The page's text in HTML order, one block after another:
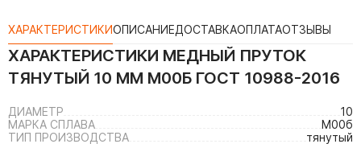
ХАРАКТЕРИСТИКИОПИСАНИЕДОСТАВКАОПЛАТАОТЗЫВЫ
ХАРАКТЕРИСТИКИ МЕДНЫЙ ПРУТОК
ТЯНУТЫЙ 10 ММ М00Б ГОСТ 10988-2016
ДИАМЕТР
10
МАРКА СПЛАВА
М00б
ТИП ПРОИЗВОДСТВА
тянутый